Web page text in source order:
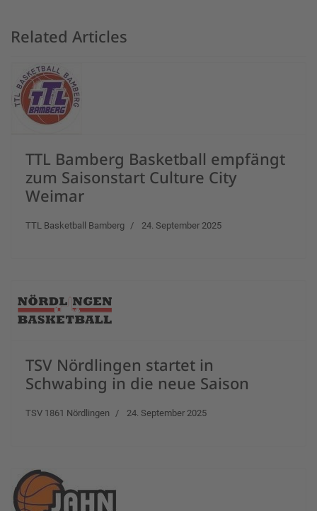
Related Articles
TTL Bamberg Basketball empfängt
zum Saisonstart Culture City
Weimar
TTL Basketball Bamberg 24. September 2025
TSV Nördlingen startet in
Schwabing in die neue Saison
TSV 1861 Nördlingen 24. September 2025